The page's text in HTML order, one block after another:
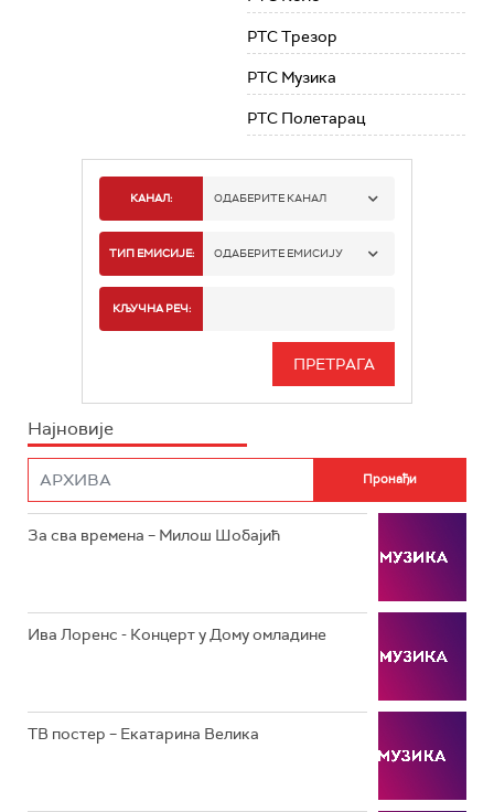
РТС Трезор
РТС Музика
РТС Полетарац
КАНАЛ: ОДАБЕРИТЕ КАНАЛ
РТС 1
РТС 3
РТС ЖИВОТ
РТС КОЛО
ТИП ЕМИСИЈЕ: ОДАБЕРИТЕ ЕМИСИЈУ
ИНФО
КЉУЧНА РЕЧ:
Најновије
За сва времена – Милош Шобајић
Ива Лоренс - Концерт у Дому омладине
ТВ постер – Екатарина Велика